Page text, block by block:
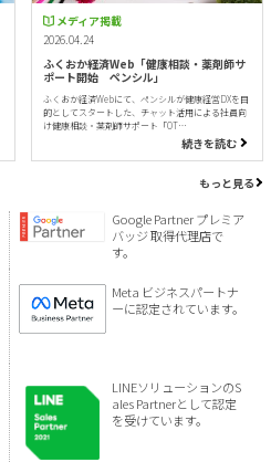
メディア掲載
2026.04.24
ふくおか経済Web「健康相談・薬剤師サ
ポート開始 ペンシル」
ふくおか経済Webにて、ペンシルが健康経営DXを目
的としてスタートした、チャット活用による社員向
け健康相談・薬剤師サポート「OT…
続きを読む
もっと見る
Google Partner プレミア
バッジ 取得代理店で
す。
Meta ビジネスパートナ
ーに認定されています。
LINEソリューションのS
ales Partnerとして認定
を受けています。